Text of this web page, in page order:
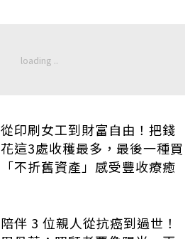
從印刷女工到財富自由！把錢
花這3處收穫最多，最後一種買
「不折舊資產」感受豐收療癒
陪伴 3 位親人從抗癌到過世！